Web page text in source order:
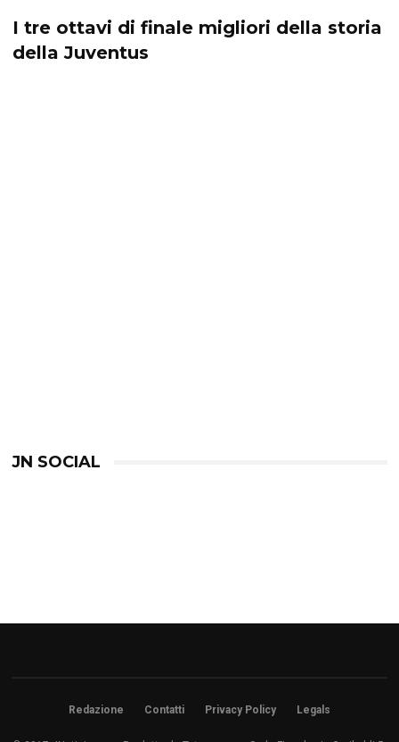
I tre ottavi di finale migliori della storia
della Juventus
JN SOCIAL
Redazione Contatti Privacy Policy Legals